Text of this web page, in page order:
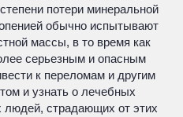
потери минеральной
обычно испытывают
массы, в то время как
серьезным и опасным
к переломам и другим
и узнать о лечебных
людей, страдающих от этих